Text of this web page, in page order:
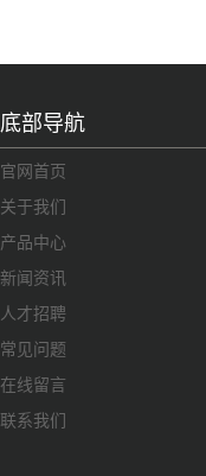
底部导航
官网首页
关于我们
产品中心
新闻资讯
人才招聘
常见问题
在线留言
联系我们